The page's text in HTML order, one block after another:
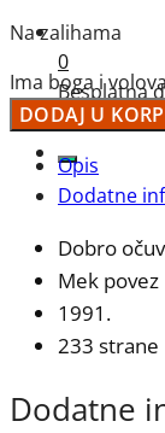
0
Besplatna
dinara
Na zalihama
Ima boga i
DODAJ U
Opis
Dodatne
Dobro
Mek povez
1991.
233 strane
Dodatne